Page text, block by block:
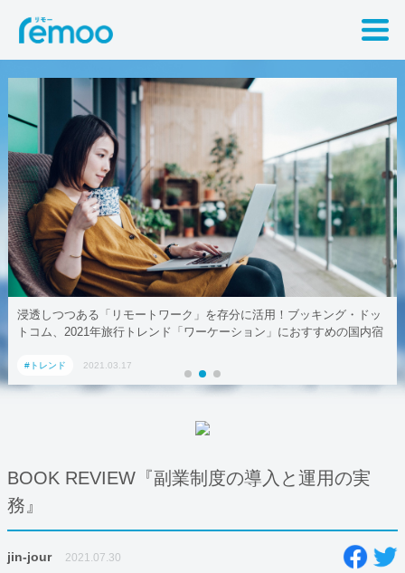
浸透しつつある「リモートワーク」を存分に活用！ブッキング・ドッ
トコム、2021年旅行トレンド「ワーケーション」におすすめの国内宿
#トレンド 2021.03.17
BOOK REVIEW『副業制度の導入と運用の実
務』
jin-jour 2021.07.30